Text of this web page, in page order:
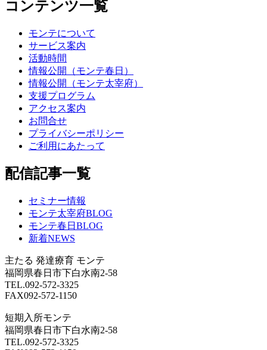
コンテンツ一覧
モンテについて
サービス案内
活動時間
情報公開（モンテ春日）
情報公開（モンテ太宰府）
支援プログラム
アクセス案内
お問合せ
プライバシーポリシー
ご利用にあたって
配信記事一覧
セミナー情報
モンテ太宰府BLOG
モンテ春日BLOG
新着NEWS
主たる 発達療育 モンテ
福岡県春日市下白水南2-58
TEL.092-572-3325
FAX092-572-1150
短期入所モンテ
福岡県春日市下白水南2-58
TEL.092-572-3325